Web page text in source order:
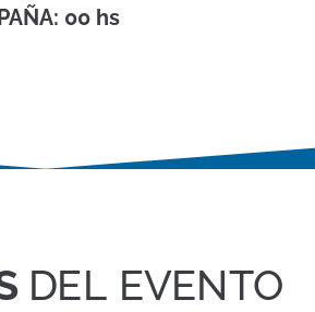
00 hs
DEL EVENTO